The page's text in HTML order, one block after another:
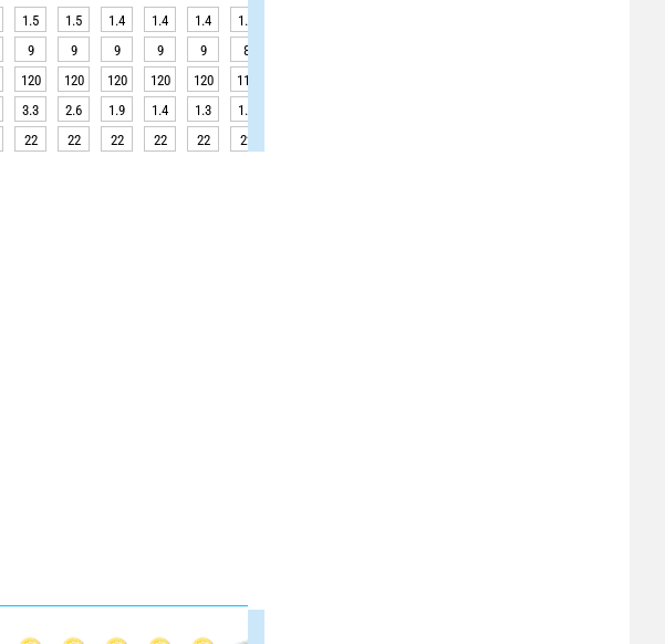
1.5 1.5 1.4 1.4 1.4 1.3
9 9 9 9 9 8
120 120 120 120 120 110
3.3 2.6 1.9 1.4 1.3 1.5
22 22 22 22 22 22